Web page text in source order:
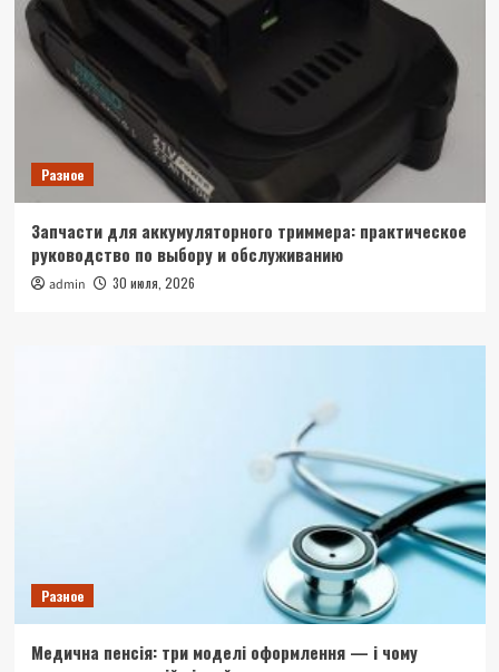
Разное
Запчасти для аккумуляторного триммера: практическое
руководство по выбору и обслуживанию
admin 30 июля, 2026
Разное
Медична пенсія: три моделі оформлення — і чому